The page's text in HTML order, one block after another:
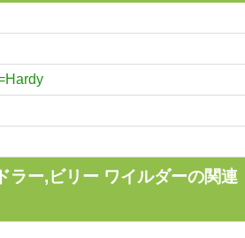
ラー,ビリー ワイルダーの関連